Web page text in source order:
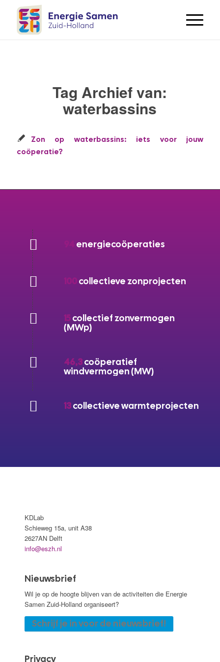
Tag Archief van:
waterbassins
Zon op waterbassins: iets voor jouw
coöperatie?
energiecoöperaties
100collectieve zonprojecten
15collectief zonvermogen
(MWp)
46,3coöperatief
windvermogen (MW)
13collectieve warmteprojecten
KDLab
Schieweg 15a, unit A38
2627AN Delft
info@eszh.nl
Nieuwsbrief
Wil je op de hoogte blijven van de activiteiten die Energie
Samen Zuid-Holland organiseert?
Schrijf je in voor de nieuwsbrief!
Privacy